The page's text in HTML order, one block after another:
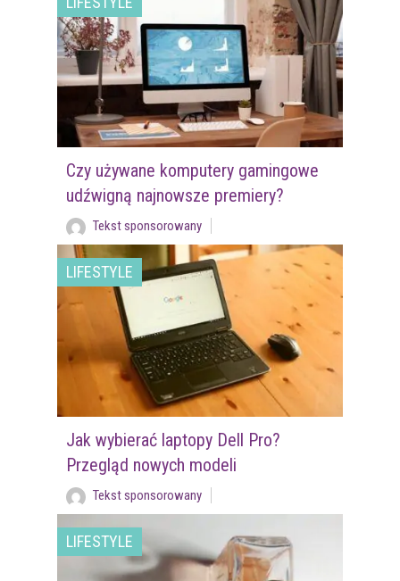
Czy używane komputery gamingowe
udźwigną najnowsze premiery?
Tekst sponsorowany
LIFESTYLE
Jak wybierać laptopy Dell Pro?
Przegląd nowych modeli
Tekst sponsorowany
LIFESTYLE